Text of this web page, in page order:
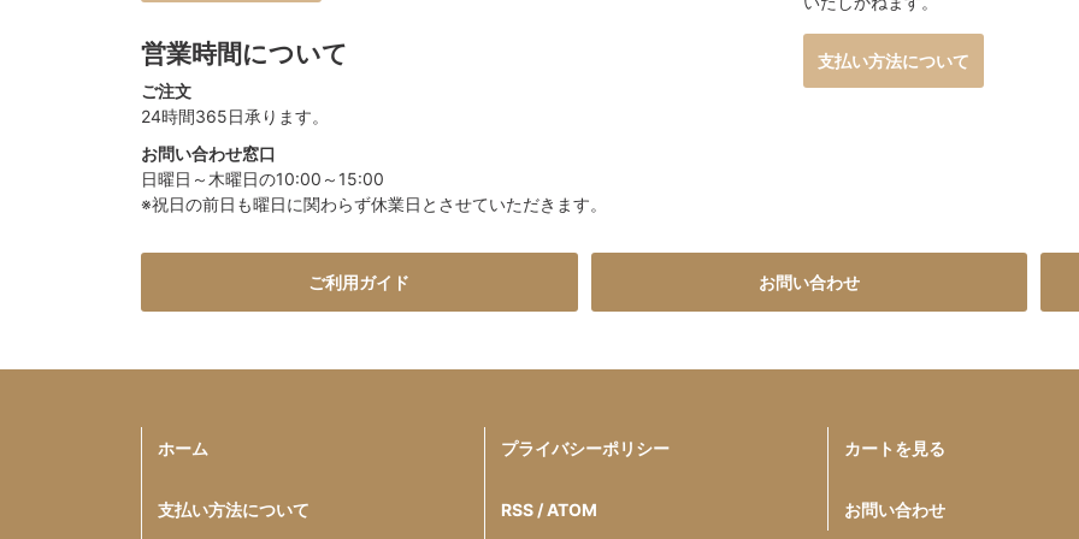
営業時間について
ご注文
24時間365日承ります。
お問い合わせ窓口
日曜日～木曜日の10:00～15:00
※祝日の前日も曜日に関わらず休業日とさせていただきます。
支払い方法について
ご利用ガイド お問い合わせ
ホーム
支払い方法について
プライバシーポリシー
RSS / ATOM
カートを見る
お問い合わせ